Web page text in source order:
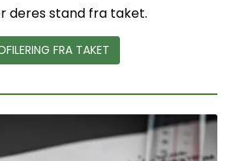
deres stand fra taket.
FRA TAKET